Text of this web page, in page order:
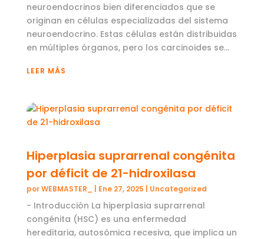
neuroendocrinos bien diferenciados que se
originan en células especializadas del sistema
neuroendocrino. Estas células están distribuidas
en múltiples órganos, pero los carcinoides se...
LEER MÁS
Hiperplasia suprarrenal congénita
por déficit de 21-hidroxilasa
porWEBMASTER_ Ene 27, 2025 Uncategorized
- Introducción La hiperplasia suprarrenal
congénita (HSC) es una enfermedad
hereditaria, autosómica recesiva, que implica un